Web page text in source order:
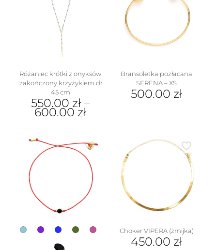
Opcje
można
wybrać
na
stronie
produktu
Różaniec krótki z onyksów
zakończony krzyżykiem dł
45 cm
550.00 zł –
600.00 zł
ma
wiele
wariantów.
stronie
produktu
Bransoletka pozłacana
SERENA – XS
500.00 zł
Choker VIPERA (żmijka)
450.00 zł